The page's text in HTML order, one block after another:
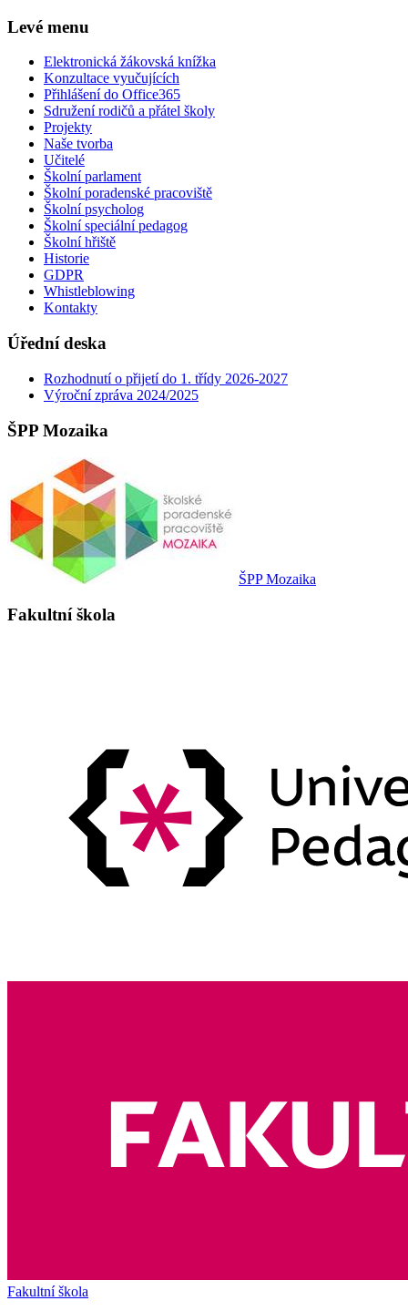
Levé menu
Elektronická žákovská knížka
Konzultace vyučujících
Přihlášení do Office365
Sdružení rodičů a přátel školy
Projekty
Naše tvorba
Učitelé
Školní parlament
Školní poradenské pracoviště
Školní psycholog
Školní speciální pedagog
Školní hřiště
Historie
GDPR
Whistleblowing
Kontakty
Úřední deska
Rozhodnutí o přijetí do 1. třídy 2026-2027
Výroční zpráva 2024/2025
ŠPP Mozaika
ŠPP Mozaika
Fakultní škola
Fakultní škola